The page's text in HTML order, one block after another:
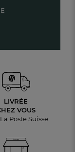
LIVRÉE
VOUS
Poste Suisse